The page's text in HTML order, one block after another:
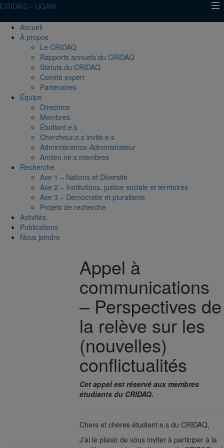
Accueil
À propos
Le CRIDAQ
Rapports annuels du CRIDAQ
Statuts du CRIDAQ
Comité expert
Partenaires
Équipe
Directrice
Membres
Étudiant.e.s
Chercheur.e.s invité.e.s
Administratrice-Administrateur
Ancien.ne.s membres
Recherche
Axe 1 – Nations et Diversité
Axe 2 – Institutions, justice sociale et territoires
Axe 3 – Démocratie et pluralisme
Projets de recherche
Activités
Publications
Nous joindre
Appel à
communications
– Perspectives de
la relève sur les
(nouvelles)
conflictualités
Cet appel est réservé aux membres
étudiants du CRIDAQ.
Chers et chères étudiant.e.s du CRIDAQ,
J’ai le plaisir de vous inviter à participer à la